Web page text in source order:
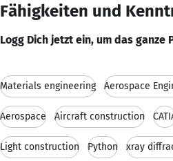
Fähigkeiten und
Logg Dich jetzt ein, um das ganze
Materials engineering Aerospace
Aerospace Aircraft construction
Light construction Python xray